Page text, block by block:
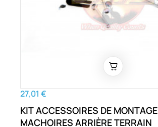
27,01 €
KIT ACCESSOIRES DE MONTAGE
MACHOIRES ARRIÈRE TERRAIN